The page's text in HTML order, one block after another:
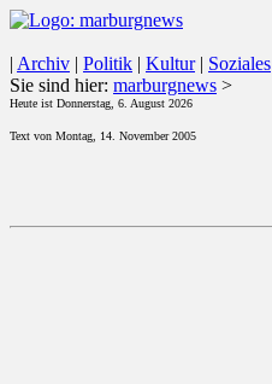
| Archiv | Politik | Kultur| Soziales
Sie sind hier: marburgnews >
Heute ist Donnerstag, 6. August 2026
Text von Montag, 14. November 2005